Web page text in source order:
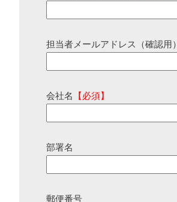
担当者メールアドレス（確認用）
会社名 【必須】
部署名
郵便番号